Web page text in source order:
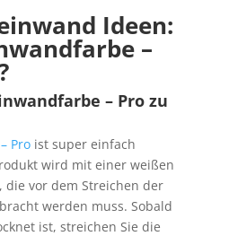
Ideen:
–
– Pro zu
Proist super einfach
wird mit einer weißen
vor dem Streichen der
werden muss. Sobald
ist, streichen Sie die